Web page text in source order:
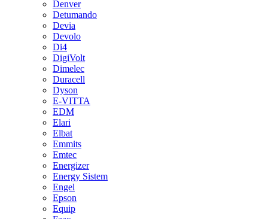
Denver
Detumando
Devia
Devolo
Di4
DigiVolt
Dimelec
Duracell
Dyson
E-VITTA
EDM
Elari
Elbat
Emmits
Emtec
Energizer
Energy Sistem
Engel
Epson
Equip